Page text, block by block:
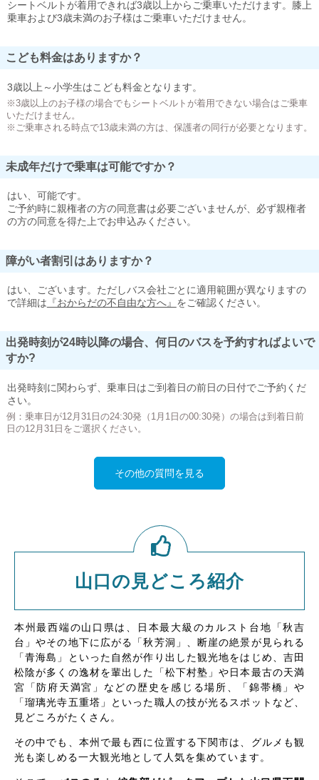
シートベルトが着用できれば3歳以上からご乗車いただけます。膝上
乗車および3歳未満のお子様はご乗車いただけません。
こども料金はありますか？
3歳以上～小学生はこども料金となります。
※3歳以上のお子様の場合でもシートベルトが着用できない場合はご乗車
いただけません。
※ご乗車される時点で13歳未満の方は、保護者の同行が必要となります。
未成年だけで乗車は可能ですか？
はい、可能です。
ご予約時に親権者の方の同意書は必要ございませんが、必ず親権者
の方の同意を得た上でお申込みください。
障がい者割引はありますか？
はい、ございます。ただしバス会社ごとに適用範囲が異なりますの
で詳細は 『おからだの不自由な方へ』 をご確認ください。
出発時刻が24時以降の場合、何日のバスを予約すればよいで
すか?
出発時刻に関わらず、乗車日はご到着日の前日の日付でご予約くだ
さい。
例：乗車日が12月31日の24:30発（1月1日の00:30発）の場合は到着日前
日の12月31日をご選択ください。
その他の質問を見る
山口の見どころ紹介
本州最西端の山口県は、日本最大級のカルスト台地「秋吉
台」やその地下に広がる「秋芳洞」、断崖の絶景が見られる
「青海島」といった自然が作り出した観光地をはじめ、吉田
松陰が多くの逸材を輩出した「松下村塾」や日本最古の天満
宮「防府天満宮」などの歴史を感じる場所、「錦帯橋」や
「瑠璃光寺五重塔」といった職人の技が光るスポットなど、
見どころがたくさん。
その中でも、本州で最も西に位置する下関市は、グルメも観
光も楽しめる一大観光地として人気を集めています。